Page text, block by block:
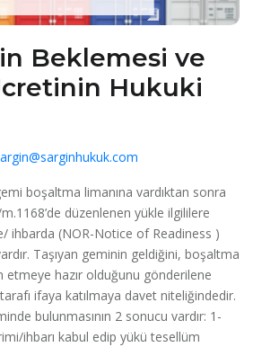
Beklemesi ve
Hukuki
boşaltma limanına vardıktan sonra
düzenlenen yükle ilgililere
ihbarda (NOR-Notice of Readiness )
Taşıyan geminin geldiğini, boşaltma
hazır olduğunu gönderilene
ifaya katılmaya davet niteliğindedir.
bulunmasının 2 sonucu vardır: 1-
ihbarı kabul edip yükü tesellüm